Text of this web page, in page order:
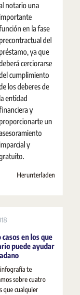
notario una
en la fase
precontractual del
préstamo, ya que
cerciorarse
cumplimiento
los deberes de
la entidad
y
proporcionarte un
y
Herunterladen
en los que
puede ayudar
te
sobre cuatro
que cualquier